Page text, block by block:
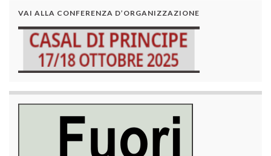
VAI ALLA CONFERENZA D’ORGANIZZAZIONE